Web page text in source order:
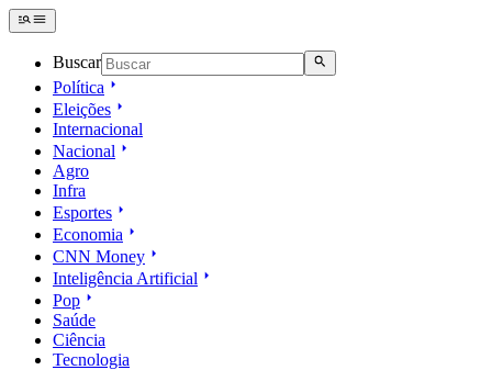
Buscar
Política
Eleições
Internacional
Nacional
Agro
Infra
Esportes
Economia
CNN Money
Inteligência Artificial
Pop
Saúde
Ciência
Tecnologia